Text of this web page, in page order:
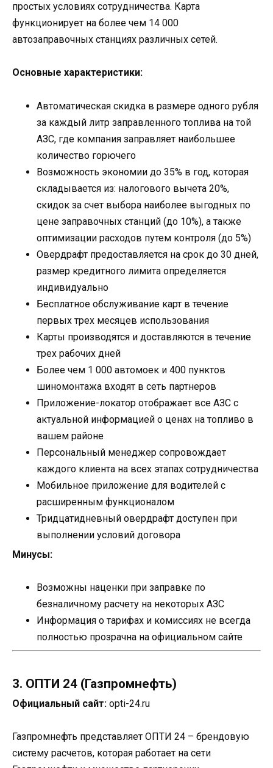
простых условиях сотрудничества. Карта
функционирует на более чем 14 000
автозаправочных станциях различных сетей.
Основные характеристики:
Автоматическая скидка в размере одного рубля
за каждый литр заправленного топлива на той
АЗС, где компания заправляет наибольшее
количество горючего
Возможность экономии до 35% в год, которая
складывается из: налогового вычета 20%,
скидок за счет выбора наиболее выгодных по
цене заправочных станций (до 10%), а также
оптимизации расходов путем контроля (до 5%)
Овердрафт предоставляется на срок до 30 дней,
размер кредитного лимита определяется
индивидуально
Бесплатное обслуживание карт в течение
первых трех месяцев использования
Карты производятся и доставляются в течение
трех рабочих дней
Более чем 1 000 автомоек и 400 пунктов
шиномонтажа входят в сеть партнеров
Приложение-локатор отображает все АЗС с
актуальной информацией о ценах на топливо в
вашем районе
Персональный менеджер сопровождает
каждого клиента на всех этапах сотрудничества
Мобильное приложение для водителей с
расширенным функционалом
Тридцатидневный овердрафт доступен при
выполнении условий договора
Минусы:
Возможны наценки при заправке по
безналичному расчету на некоторых АЗС
Информация о тарифах и комиссиях не всегда
полностью прозрачна на официальном сайте
3. ОПТИ 24 (Газпромнефть)
Официальный сайт: opti-24.ru
Газпромнефть представляет ОПТИ 24 – брендовую
систему расчетов, которая работает на сети